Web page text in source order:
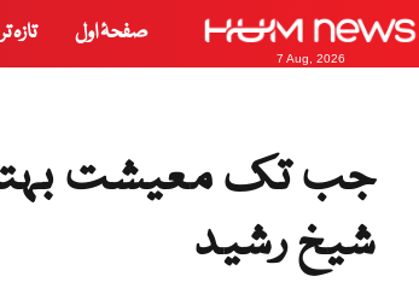
7 Aug, 2026
صفحۂ اول تازہ
جب تک معیشت بہتر
شیخ رشید